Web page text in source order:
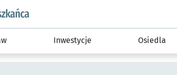
podserwis: Dla mieszkańca
Inwestycje Osiedla